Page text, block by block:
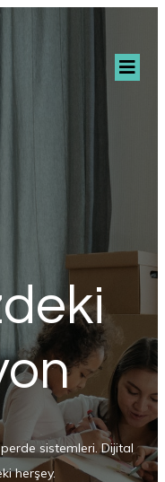
sistemleri. Dijital
herşey.